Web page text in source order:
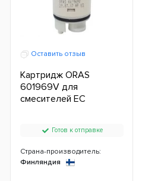
Оставить отзыв
Картридж ORAS
601969V для
смесителей ЕС
Готов к отправке
Страна-производитель:
Финляндия